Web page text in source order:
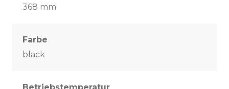
368 mm
Farbe
black